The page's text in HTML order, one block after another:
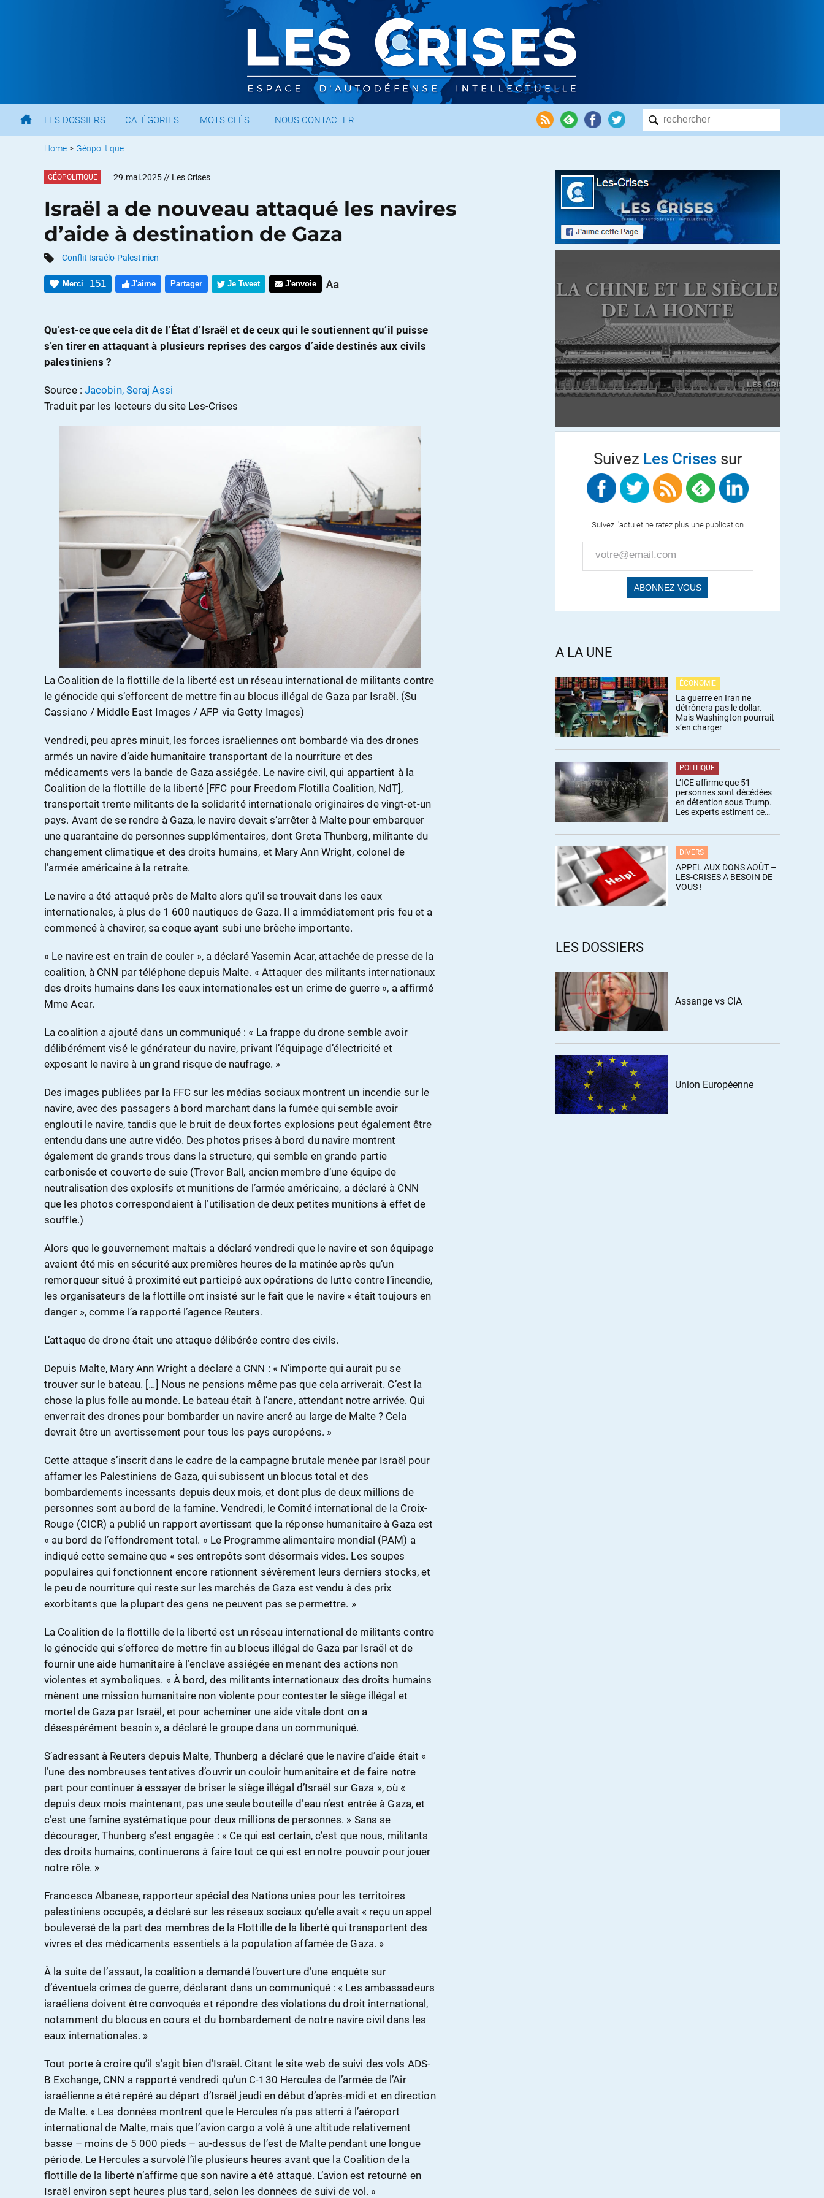
LES DOSSIERS CATÉGORIES MOTS CLÉS NOUS CONTACTER
Home > Géopolitique
GÉOPOLITIQUE 29.mai.2025 // Les Crises
Israël a de nouveau attaqué les navires
d’aide à destination de Gaza
Conflit Israélo-Palestinien
Merci 151 J'aime Partager Je Tweet J'envoie
Qu’est-ce que cela dit de l’État d’Israël et de ceux qui le soutiennent qu’il puisse
s’en tirer en attaquant à plusieurs reprises des cargos d’aide destinés aux civils
palestiniens ?
Source : Jacobin, Seraj Assi
Traduit par les lecteurs du site Les-Crises
La Coalition de la flottille de la liberté est un réseau international de militants contre
le génocide qui s’efforcent de mettre fin au blocus illégal de Gaza par Israël. (Su
Cassiano / Middle East Images / AFP via Getty Images)
Vendredi, peu après minuit, les forces israéliennes ont bombardé via des drones
armés un navire d’aide humanitaire transportant de la nourriture et des
médicaments vers la bande de Gaza assiégée. Le navire civil, qui appartient à la
Coalition de la flottille de la liberté [FFC pour Freedom Flotilla Coalition, NdT],
transportait trente militants de la solidarité internationale originaires de vingt-et-un
pays. Avant de se rendre à Gaza, le navire devait s’arrêter à Malte pour embarquer
une quarantaine de personnes supplémentaires, dont Greta Thunberg, militante du
changement climatique et des droits humains, et Mary Ann Wright, colonel de
l’armée américaine à la retraite.
Le navire a été attaqué près de Malte alors qu’il se trouvait dans les eaux
internationales, à plus de 1 600 nautiques de Gaza. Il a immédiatement pris feu et a
commencé à chavirer, sa coque ayant subi une brèche importante.
« Le navire est en train de couler », a déclaré Yasemin Acar, attachée de presse de la
coalition, à CNN par téléphone depuis Malte. « Attaquer des militants internationaux
des droits humains dans les eaux internationales est un crime de guerre », a affirmé
Mme Acar.
La coalition a ajouté dans un communiqué : « La frappe du drone semble avoir
délibérément visé le générateur du navire, privant l’équipage d’électricité et
exposant le navire à un grand risque de naufrage. »
Des images publiées par la FFC sur les médias sociaux montrent un incendie sur le
navire, avec des passagers à bord marchant dans la fumée qui semble avoir
englouti le navire, tandis que le bruit de deux fortes explosions peut également être
entendu dans une autre vidéo. Des photos prises à bord du navire montrent
également de grands trous dans la structure, qui semble en grande partie
carbonisée et couverte de suie (Trevor Ball, ancien membre d’une équipe de
neutralisation des explosifs et munitions de l’armée américaine, a déclaré à CNN
que les photos correspondaient à l’utilisation de deux petites munitions à effet de
souffle.)
Alors que le gouvernement maltais a déclaré vendredi que le navire et son équipage
avaient été mis en sécurité aux premières heures de la matinée après qu’un
remorqueur situé à proximité eut participé aux opérations de lutte contre l’incendie,
les organisateurs de la flottille ont insisté sur le fait que le navire « était toujours en
danger », comme l’a rapporté l’agence Reuters.
L’attaque de drone était une attaque délibérée contre des civils.
Depuis Malte, Mary Ann Wright a déclaré à CNN : « N’importe qui aurait pu se
trouver sur le bateau. […] Nous ne pensions même pas que cela arriverait. C’est la
chose la plus folle au monde. Le bateau était à l’ancre, attendant notre arrivée. Qui
enverrait des drones pour bombarder un navire ancré au large de Malte ? Cela
devrait être un avertissement pour tous les pays européens. »
Cette attaque s’inscrit dans le cadre de la campagne brutale menée par Israël pour
affamer les Palestiniens de Gaza, qui subissent un blocus total et des
bombardements incessants depuis deux mois, et dont plus de deux millions de
personnes sont au bord de la famine. Vendredi, le Comité international de la Croix-
Rouge (CICR) a publié un rapport avertissant que la réponse humanitaire à Gaza est
« au bord de l’effondrement total. » Le Programme alimentaire mondial (PAM) a
indiqué cette semaine que « ses entrepôts sont désormais vides. Les soupes
populaires qui fonctionnent encore rationnent sévèrement leurs derniers stocks, et
le peu de nourriture qui reste sur les marchés de Gaza est vendu à des prix
exorbitants que la plupart des gens ne peuvent pas se permettre. »
La Coalition de la flottille de la liberté est un réseau international de militants contre
le génocide qui s’efforce de mettre fin au blocus illégal de Gaza par Israël et de
fournir une aide humanitaire à l’enclave assiégée en menant des actions non
violentes et symboliques. « À bord, des militants internationaux des droits humains
mènent une mission humanitaire non violente pour contester le siège illégal et
mortel de Gaza par Israël, et pour acheminer une aide vitale dont on a
désespérément besoin », a déclaré le groupe dans un communiqué.
S’adressant à Reuters depuis Malte, Thunberg a déclaré que le navire d’aide était «
l’une des nombreuses tentatives d’ouvrir un couloir humanitaire et de faire notre
part pour continuer à essayer de briser le siège illégal d’Israël sur Gaza », où «
depuis deux mois maintenant, pas une seule bouteille d’eau n’est entrée à Gaza, et
c’est une famine systématique pour deux millions de personnes. » Sans se
décourager, Thunberg s’est engagée : « Ce qui est certain, c’est que nous, militants
des droits humains, continuerons à faire tout ce qui est en notre pouvoir pour jouer
notre rôle. »
Francesca Albanese, rapporteur spécial des Nations unies pour les territoires
palestiniens occupés, a déclaré sur les réseaux sociaux qu’elle avait « reçu un appel
bouleversé de la part des membres de la Flottille de la liberté qui transportent des
vivres et des médicaments essentiels à la population affamée de Gaza. »
À la suite de l’assaut, la coalition a demandé l’ouverture d’une enquête sur
d’éventuels crimes de guerre, déclarant dans un communiqué : « Les ambassadeurs
israéliens doivent être convoqués et répondre des violations du droit international,
notamment du blocus en cours et du bombardement de notre navire civil dans les
eaux internationales. »
Tout porte à croire qu’il s’agit bien d’Israël. Citant le site web de suivi des vols ADS-
B Exchange, CNN a rapporté vendredi qu’un C-130 Hercules de l’armée de l’Air
israélienne a été repéré au départ d’Israël jeudi en début d’après-midi et en direction
de Malte. « Les données montrent que le Hercules n’a pas atterri à l’aéroport
international de Malte, mais que l’avion cargo a volé à une altitude relativement
basse – moins de 5 000 pieds – au-dessus de l’est de Malte pendant une longue
période. Le Hercules a survolé l’île plusieurs heures avant que la Coalition de la
flottille de la liberté n’affirme que son navire a été attaqué. L’avion est retourné en
Israël environ sept heures plus tard, selon les données de suivi de vol. »
Suivez Les Crisessur
Suivez l'actu et ne ratez plus une publication
A LA UNE
ÉCONOMIE
La guerre en Iran ne
détrônera pas le dollar.
Mais Washington pourrait
s’en charger
POLITIQUE
L’ICE affirme que 51
personnes sont décédées
en détention sous Trump.
Les experts estiment ce
DIVERS
APPEL AUX DONS AOÛT –
LES-CRISES A BESOIN DE
VOUS !
LES DOSSIERS
Assange vs CIA
Union Européenne